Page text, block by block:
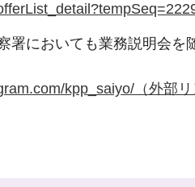
においても業務説明会を
kpp_saiyo/（外部リ